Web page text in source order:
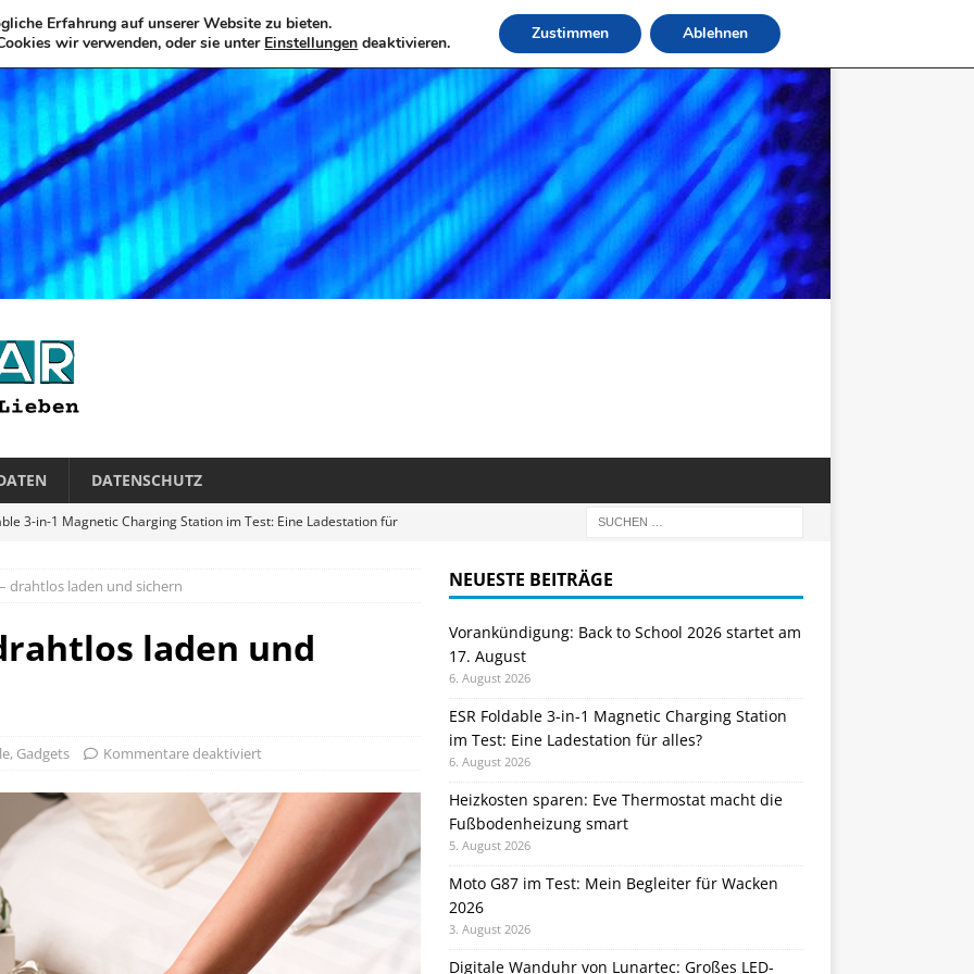
DATENSCHUTZ
3-in-1 Magnetic Charging Station im Test: Eine Ladestation für
sparen: Eve Thermostat macht die Fußbodenheizung smart
drahtlos laden und sichern
laden und
, Gadgets Kommentare deaktiviert
NEUESTE BEITRÄGE
Vorankündigung: Back to School 2026 startet am
17. August
6. August 2026
ESR Foldable 3-in-1 Magnetic Charging Station
im Test: Eine Ladestation für alles?
6. August 2026
Heizkosten sparen: Eve Thermostat macht die
Fußbodenheizung smart
5. August 2026
Moto G87 im Test: Mein Begleiter für Wacken
2026
3. August 2026
Digitale Wanduhr von Lunartec: Großes LED-
Erfahrung auf unserer Website zu bieten.
wir verwenden, oder sie unter Einstellungen deaktivieren. Zustimmen Ablehnen